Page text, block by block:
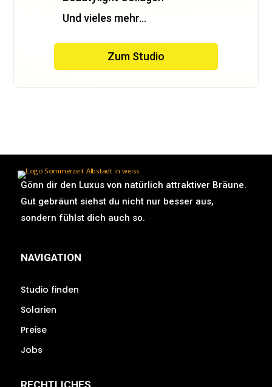
Und vieles mehr…
Zum Studio
Gönn dir den Luxus von natürlich attraktiver Bräune.
Gut gebräunt siehst du nicht nur besser aus,
sondern fühlst dich auch so.
NAVIGATION
Studio finden
Solarien
Preise
Jobs
RECHTLICHES